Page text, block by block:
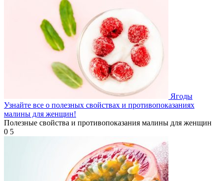
Ягоды
Узнайте все о полезных свойствах и противопоказаниях
малины для женщин!
Полезные свойства и противопоказания малины для женщин
0 5